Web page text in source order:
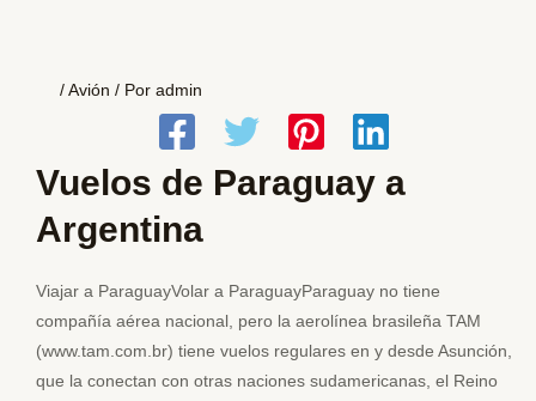
/ Avión / Por admin
Vuelos de Paraguay a
Argentina
Viajar a ParaguayVolar a ParaguayParaguay no tiene
compañía aérea nacional, pero la aerolínea brasileña TAM
(www.tam.com.br) tiene vuelos regulares en y desde Asunción,
que la conectan con otras naciones sudamericanas, el Reino